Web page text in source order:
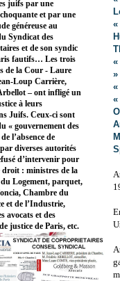
«
»
«
juifs par une
et par une
généreuse au
Syndicat des
et de son syndic
fautifs… Les trois
de la Cour - Laure
Loup Carrière,
– ont infligé un
à leurs
Juifs. Ceux-ci sont
« gouvernement des
l’absence de
diverses autorités
d’intervenir pour
: ministres de la
Logement, parquet,
Chambre du
et de l’Industrie,
avocats et des
justice de Paris, etc.